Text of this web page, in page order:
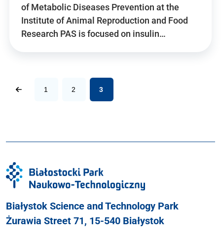
of Metabolic Diseases Prevention at the
Institute of Animal Reproduction and Food
Research PAS is focused on insulin…
1 2 3
Białystok Science and Technology Park
Żurawia Street 71, 15-540 Białystok